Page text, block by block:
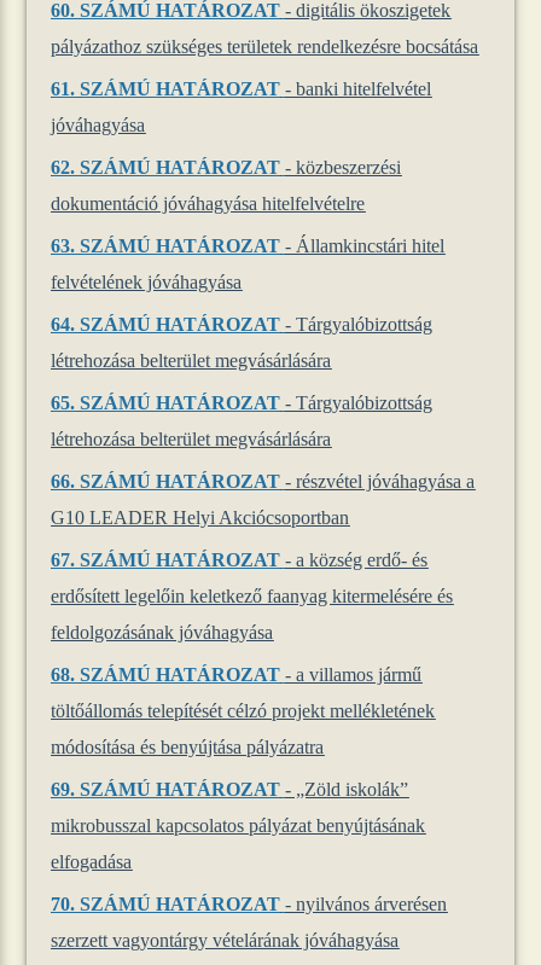
60.SZÁMÚ HATÁROZAT - digitális ökoszigetek
pályázathoz szükséges területek rendelkezésre bocsátása
61.SZÁMÚ HATÁROZAT - banki hitelfelvétel
jóváhagyása
62.SZÁMÚ HATÁROZAT - közbeszerzési
dokumentáció jóváhagyása hitelfelvételre
63.SZÁMÚ HATÁROZAT - Államkincstári hitel
felvételének jóváhagyása
64.SZÁMÚ HATÁROZAT - Tárgyalóbizottság
létrehozása belterület megvásárlására
65.SZÁMÚ HATÁROZAT - Tárgyalóbizottság
létrehozása belterület megvásárlására
66.SZÁMÚ HATÁROZAT - részvétel jóváhagyása a
G10 LEADER Helyi Akciócsoportban
67.SZÁMÚ HATÁROZAT - a község erdő- és
erdősített legelőin keletkező faanyag kitermelésére és
feldolgozásának jóváhagyása
68.SZÁMÚ HATÁROZAT - a villamos jármű
töltőállomás telepítését célzó projekt mellékletének
módosítása és benyújtása pályázatra
69.SZÁMÚ HATÁROZAT - „Zöld iskolák”
mikrobusszal kapcsolatos pályázat benyújtásának
elfogadása
70.SZÁMÚ HATÁROZAT - nyilvános árverésen
szerzett vagyontárgy vételárának jóváhagyása